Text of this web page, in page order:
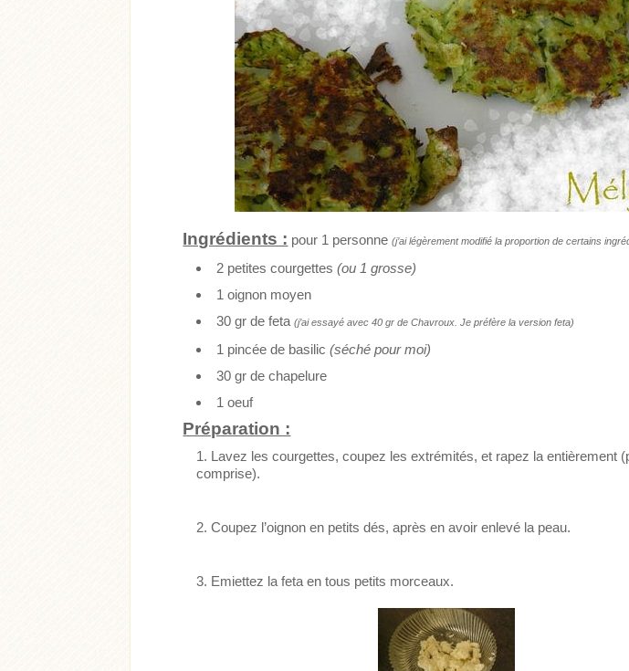
Ingrédients : pour 1 personne(j’ai légèrement modifié la proportion de certains
2 petites courgettes (ou 1 grosse)
1 oignon moyen
30 gr de feta (j’ai essayé avec 40 gr de Chavroux. Je préfère la version feta)
1 pincée de basilic (séché pour moi)
30 gr de chapelure
1 oeuf
Préparation :
Lavez les courgettes, coupez les extrémités, et rapez la entièrement
comprise).
Coupez l’oignon en petits dés, après en avoir enlevé la peau.
Emiettez la feta en tous petits morceaux.
Acheter Lire l'article